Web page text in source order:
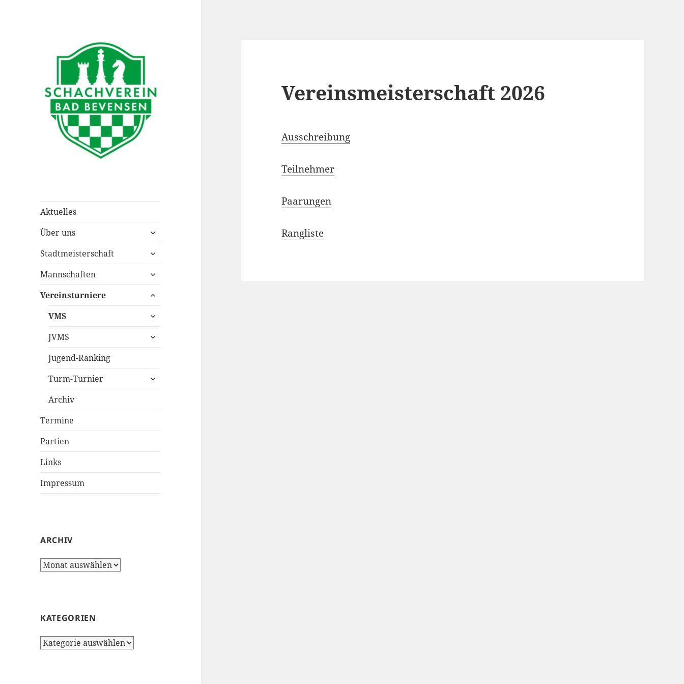
Aktuelles
Über uns
untermenü
Stadtmeisterschaft
untermenü
Mannschaften
untermenü
Vereinsturniere
untermenü
VMS
untermenü
JVMS
untermenü
Jugend-Ranking
Turm-Turnier
untermenü
Archiv
Termine
Partien
Links
Impressum
ARCHIV
Archiv
KATEGORIEN
Kategorien
Vereinsmeisterschaft 2026
Ausschreibung
Teilnehmer
Paarungen
Rangliste